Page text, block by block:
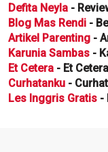
Defita Neyla -
Blog Mas Rendi -
Artikel Parenting -
Karunia Sambas -
Et Cetera - Et Cetera
Curhatanku -
Les Inggris Gratis -